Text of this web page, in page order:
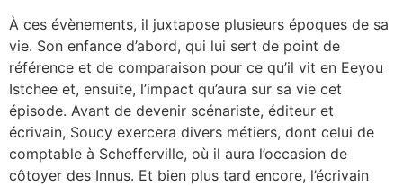
À ces évènements, il juxtapose plusieurs époques de sa
vie. Son enfance d’abord, qui lui sert de point de
référence et de comparaison pour ce qu’il vit en Eeyou
Istchee et, ensuite, l’impact qu’aura sur sa vie cet
épisode. Avant de devenir scénariste, éditeur et
écrivain, Soucy exercera divers métiers, dont celui de
comptable à Schefferville, où il aura l’occasion de
côtoyer des Innus. Et bien plus tard encore, l’écrivain